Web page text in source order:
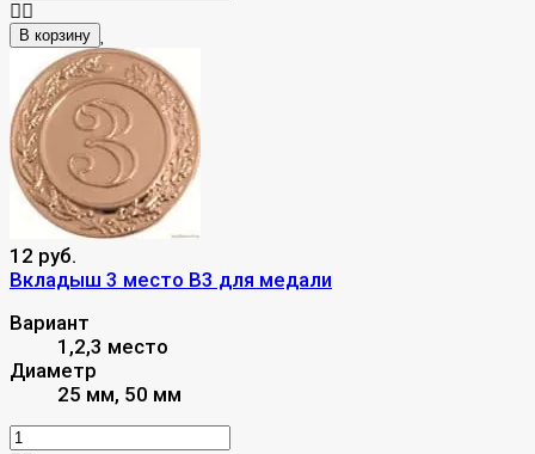
В корзину
12 руб.
Вкладыш 3 место B3 для медали
Вариант
1,2,3 место
Диаметр
25 мм, 50 мм